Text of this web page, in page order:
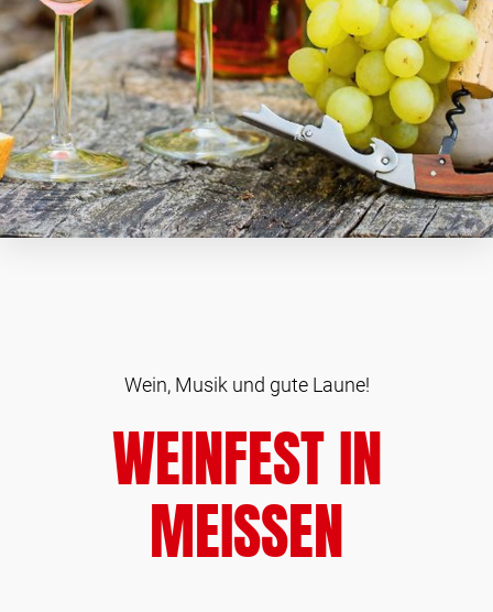
Wein, Musik und gute Laune!
WEINFEST IN
MEISSEN